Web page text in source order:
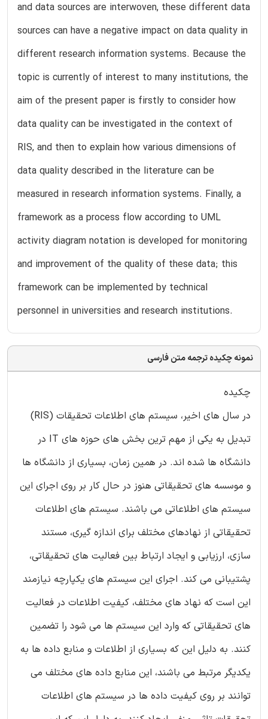
and data sources are interwoven, these different data
sources can have a negative impact on data quality in
different research information systems. Because the
topic is currently of interest to many institutions, the
aim of the present paper is firstly to consider how
data quality can be investigated in the context of
RIS, and then to explain how various dimensions of
data quality described in the literature can be
measured in research information systems. Finally, a
framework as a process flow according to UML
activity diagram notation is developed for monitoring
and improvement of the quality of these data; this
framework can be implemented by technical
personnel in universities and research institutions.
نمونه چکیده ترجمه متن فارسی
چکیده
در سال های اخیر، سیستم های اطلاعات تحقیقات (RIS)
تبدیل به یکی از مهم ترین بخش های حوزه های IT در
دانشگاه ها شده اند. در همین زمان، بسیاری از دانشگاه ها
و موسسه های تحقیقاتی هنوز در حال کار بر روی اجرای این
سیستم های اطلاعاتی می باشند. سیستم های اطلاعات
تحقیقاتی از نهادهای مختلف برای اندازه گیری، مستند
سازی، ارزیابی و ایجاد ارتباط بین فعالیت های تحقیقاتی،
پشتیبانی می کند. اجرای این سیستم های یکپارچه نیازمند
این است که نهاد های مختلف، کیفیت اطلاعات در فعالیت
های تحقیقاتی که وارد این سیستم ها می شود را تضمین
کنند. به دلیل این که بسیاری از اطلاعات و منابع داده ها به
یکدیگر مرتبط می باشند، این منابع داده های مختلف می
توانند بر روی کیفیت داده ها در سیستم های اطلاعات